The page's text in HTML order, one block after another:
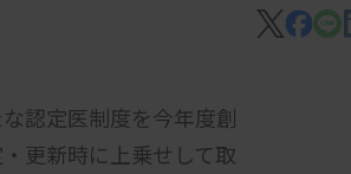
認定医制度を今年度創
更新時に上乗せして取